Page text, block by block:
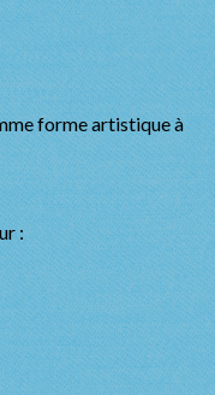
forme artistique à
: